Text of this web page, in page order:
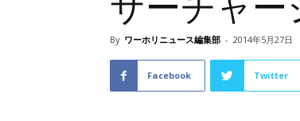
By ワーホリニュース編集部 - 2014年5月27日
Facebook Twitter